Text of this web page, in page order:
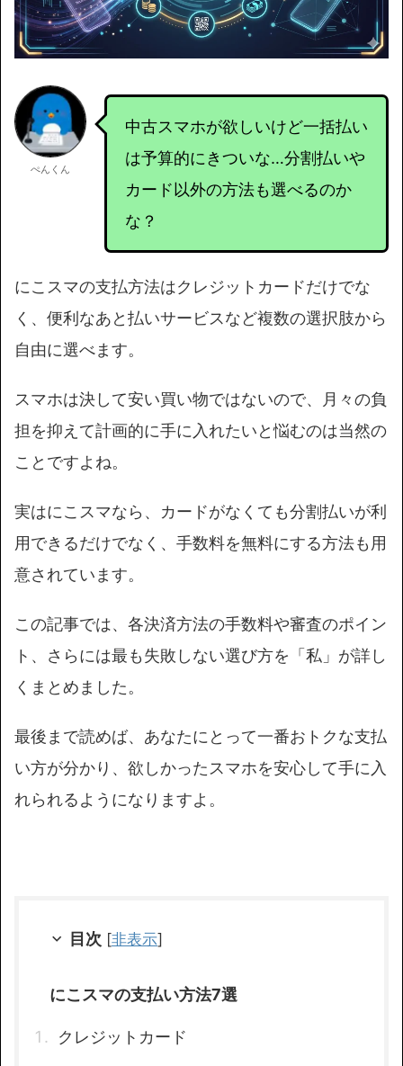
ぺんくん
中古スマホが欲しいけど一括払い
は予算的にきついな…分割払いや
カード以外の方法も選べるのか
な？
にこスマの支払方法はクレジットカードだけでな
く、便利なあと払いサービスなど複数の選択肢から
自由に選べます。
スマホは決して安い買い物ではないので、月々の負
担を抑えて計画的に手に入れたいと悩むのは当然の
ことですよね。
実はにこスマなら、カードがなくても分割払いが利
用できるだけでなく、手数料を無料にする方法も用
意されています。
この記事では、各決済方法の手数料や審査のポイン
ト、さらには最も失敗しない選び方を「私」が詳し
くまとめました。
最後まで読めば、あなたにとって一番おトクな支払
い方が分かり、欲しかったスマホを安心して手に入
れられるようになりますよ。
目次 [非表示]
にこスマの支払い方法7選
クレジットカード